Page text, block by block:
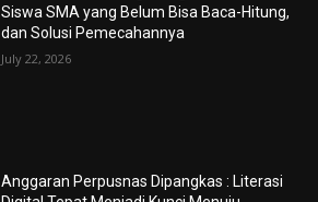
Siswa SMA yang Belum Bisa Baca-Hitung,
dan Solusi Pemecahannya
July 22, 2026
Anggaran Perpusnas Dipangkas : Literasi